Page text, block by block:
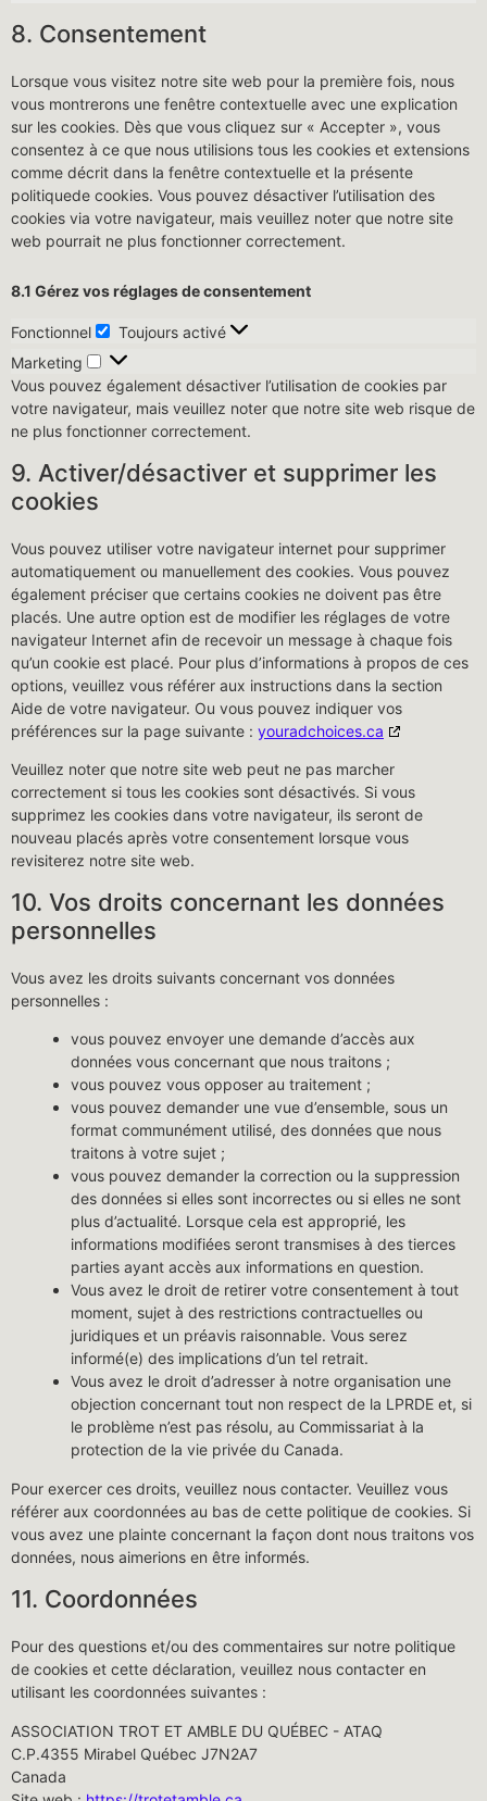
8. Consentement
Lorsque vous visitez notre site web pour la première fois, nous
vous montrerons une fenêtre contextuelle avec une explication
sur les cookies. Dès que vous cliquez sur « Accepter », vous
consentez à ce que nous utilisions tous les cookies et extensions
comme décrit dans la fenêtre contextuelle et la présente
politiquede cookies. Vous pouvez désactiver l’utilisation des
cookies via votre navigateur, mais veuillez noter que notre site
web pourrait ne plus fonctionner correctement.
8.1 Gérez vos réglages de consentement
Fonctionnel
Toujours activé
Marketing
Vous pouvez également désactiver l’utilisation de cookies par
votre navigateur, mais veuillez noter que notre site web risque de
ne plus fonctionner correctement.
9. Activer/désactiver et supprimer les
cookies
Vous pouvez utiliser votre navigateur internet pour supprimer
automatiquement ou manuellement des cookies. Vous pouvez
également préciser que certains cookies ne doivent pas être
placés. Une autre option est de modifier les réglages de votre
navigateur Internet afin de recevoir un message à chaque fois
qu’un cookie est placé. Pour plus d’informations à propos de ces
options, veuillez vous référer aux instructions dans la section
Aide de votre navigateur. Ou vous pouvez indiquer vos
préférences sur la page suivante : youradchoices.ca
Veuillez noter que notre site web peut ne pas marcher
correctement si tous les cookies sont désactivés. Si vous
supprimez les cookies dans votre navigateur, ils seront de
nouveau placés après votre consentement lorsque vous
revisiterez notre site web.
10. Vos droits concernant les données
personnelles
Vous avez les droits suivants concernant vos données
personnelles :
vous pouvez envoyer une demande d’accès aux
données vous concernant que nous traitons ;
vous pouvez vous opposer au traitement ;
vous pouvez demander une vue d’ensemble, sous un
format communément utilisé, des données que nous
traitons à votre sujet ;
vous pouvez demander la correction ou la suppression
des données si elles sont incorrectes ou si elles ne sont
plus d’actualité. Lorsque cela est approprié, les
informations modifiées seront transmises à des tierces
parties ayant accès aux informations en question.
Vous avez le droit de retirer votre consentement à tout
moment, sujet à des restrictions contractuelles ou
juridiques et un préavis raisonnable. Vous serez
informé(e) des implications d’un tel retrait.
Vous avez le droit d’adresser à notre organisation une
objection concernant tout non respect de la LPRDE et, si
le problème n’est pas résolu, au Commissariat à la
protection de la vie privée du Canada.
Pour exercer ces droits, veuillez nous contacter. Veuillez vous
référer aux coordonnées au bas de cette politique de cookies. Si
vous avez une plainte concernant la façon dont nous traitons vos
données, nous aimerions en être informés.
11. Coordonnées
Pour des questions et/ou des commentaires sur notre politique
de cookies et cette déclaration, veuillez nous contacter en
utilisant les coordonnées suivantes :
ASSOCIATION TROT ET AMBLE DU QUÉBEC - ATAQ
C.P.4355 Mirabel Québec J7N2A7
Canada